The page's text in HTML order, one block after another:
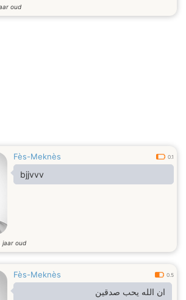
oud
Fès-Meknès 0.1
bjjvvv
jaar oud
Fès-Meknès 0.5
ان الله يحب صدقين